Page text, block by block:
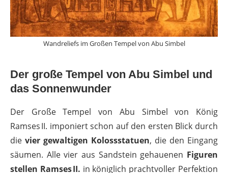
Wandreliefs im Großen Tempel von Abu Simbel
Der große Tempel von Abu Simbel und
das Sonnenwunder
Der Große Tempel von Abu Simbel von König
Ramses II. imponiert schon auf den ersten Blick durch
die vier gewaltigen Kolossstatuen, die den Eingang
säumen. Alle vier aus Sandstein gehauenen Figuren
stellen Ramses II. in königlich prachtvoller Perfektion